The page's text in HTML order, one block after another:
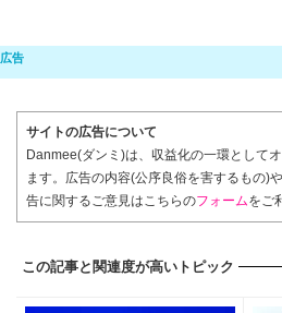
サイトの広告について
Danmee(ダンミ)は、収益化の一環として
ます。広告の内容(公序良俗を害するもの)
告に関するご意見はこちらのフォームをご
この記事と関連度が高いトピック